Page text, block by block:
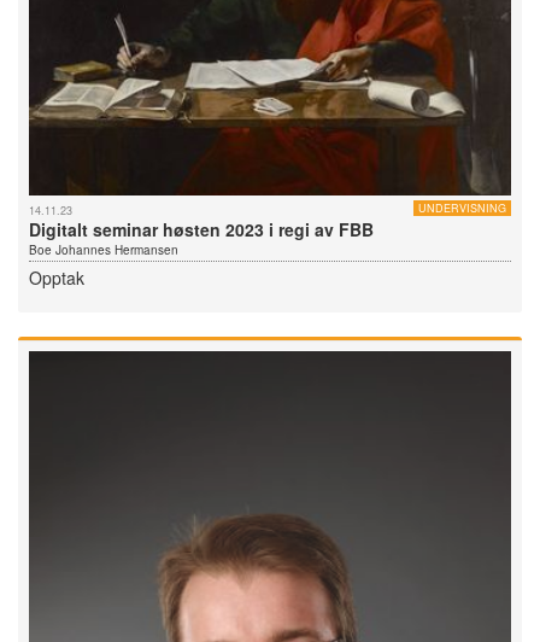
14.11.23 UNDERVISNING
Digitalt seminar høsten 2023 i regi av FBB
Boe Johannes Hermansen
Opptak